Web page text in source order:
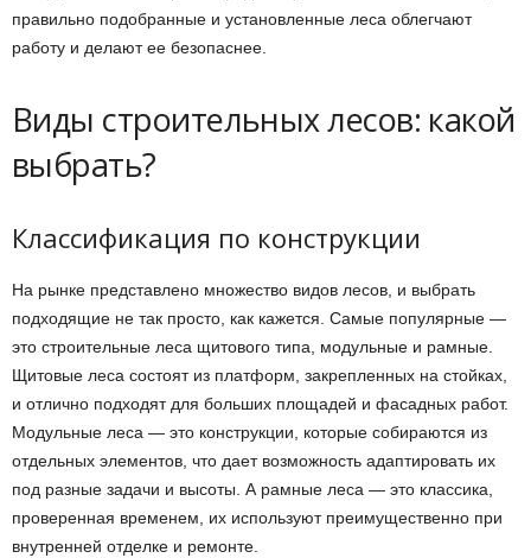
правильно подобранные и установленные леса облегчают
работу и делают ее безопаснее.
Виды строительных лесов: какой
выбрать?
Классификация по конструкции
На рынке представлено множество видов лесов, и выбрать
подходящие не так просто, как кажется. Самые популярные —
это строительные леса щитового типа, модульные и рамные.
Щитовые леса состоят из платформ, закрепленных на стойках,
и отлично подходят для больших площадей и фасадных работ.
Модульные леса — это конструкции, которые собираются из
отдельных элементов, что дает возможность адаптировать их
под разные задачи и высоты. А рамные леса — это классика,
проверенная временем, их используют преимущественно при
внутренней отделке и ремонте.